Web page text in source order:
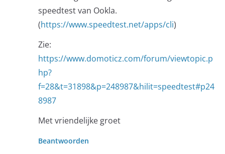
speedtest van Ookla.
(https://www.speedtest.net/apps/cli)
Zie:
https://www.domoticz.com/forum/viewtopic.p
hp?
f=28&t=31898&p=248987&hilit=speedtest#p24
8987
Met vriendelijke groet
Beantwoorden